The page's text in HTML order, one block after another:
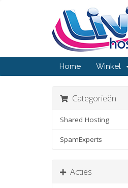
Home Winkel
Categorieën
Shared Hosting
SpamExperts
Acties